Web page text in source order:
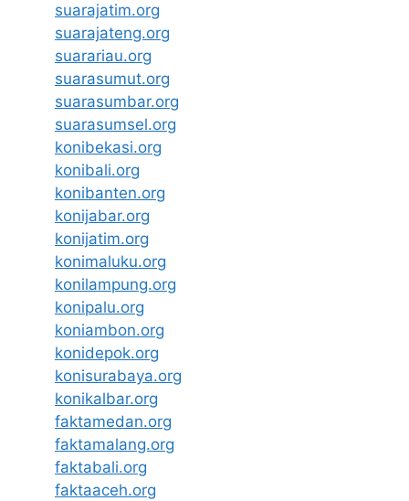
suarajatim.org
suarajateng.org
suarariau.org
suarasumut.org
suarasumbar.org
suarasumsel.org
konibekasi.org
konibali.org
konibanten.org
konijabar.org
konijatim.org
konimaluku.org
konilampung.org
konipalu.org
koniambon.org
konidepok.org
konisurabaya.org
konikalbar.org
faktamedan.org
faktamalang.org
faktabali.org
faktaaceh.org